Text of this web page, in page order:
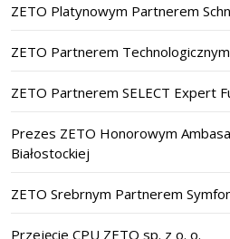
ZETO Platynowym Partnerem
ZETO Partnerem
ZETO Partnerem SELECT Expert
Prezes ZETO Honorowym
Białostockiej
ZETO Srebrnym Partnerem
Przejęcie CPU ZETO sp. z o. o.